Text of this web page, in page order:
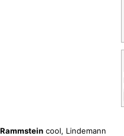
Rammstein cool, Lindemann